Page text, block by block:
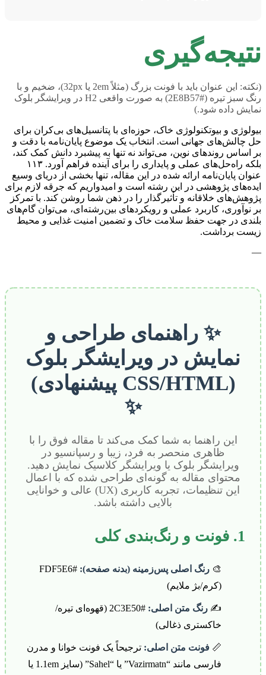
نتیجه‌گیری
(نکته: این عنوان باید با فونت بزرگ (مثلاً 2em یا 32px)، ضخیم و با
رنگ سبز تیره (#2E8B57) به صورت واقعی H2 در ویرایشگر بلوک
نمایش داده شود.)
بیولوژی و بیوتکنولوژی خاک، حوزه‌ای با پتانسیل‌های بی‌کران برای
حل چالش‌های جهانی است. انتخاب یک موضوع پایان‌نامه با دقت و
بر اساس روندهای نوین، می‌تواند نه تنها به پیشبرد دانش کمک کند،
بلکه راه‌حل‌های عملی و پایداری را برای آینده فراهم آورد. ۱۱۳
عنوان پایان‌نامه ارائه شده در این مقاله، تنها بخشی از دریای وسیع
ایده‌های پژوهشی در این رشته است و امیدواریم که جرقه لازم برای
پژوهش‌های خلاقانه و تأثیرگذار را در ذهن شما روشن کند. با تمرکز
بر نوآوری، کاربرد عملی و رویکردهای بین‌رشته‌ای، می‌توان گام‌های
بلندی در جهت حفظ سلامت خاک و تضمین امنیت غذایی و محیط
زیست برداشت.
—
✨ راهنمای طراحی و
نمایش در ویرایشگر بلوک
(CSS/HTML پیشنهادی)
✨
این راهنما به شما کمک می‌کند تا مقاله فوق را با
ظاهری منحصر به فرد، زیبا و رسپانسیو در
ویرایشگر بلوک یا ویرایشگر کلاسیک نمایش دهید.
محتوای مقاله به گونه‌ای طراحی شده که با اعمال
این تنظیمات، تجربه‌ کاربری (UX) عالی و خوانایی
بالایی داشته باشد.
1. فونت و رنگ‌بندی کلی
🎨 رنگ اصلی پس‌زمینه (بدنه صفحه):
#FDF5E6
(کرم/بژ ملایم)
✍️ رنگ متن اصلی:
#2C3E50 (قهوه‌ای تیره/
خاکستری ذغالی)
📏 فونت متن اصلی: ترجیحاً یک فونت خوانا و مدرن
فارسی مانند “Vazirmatn” یا “Sahel” (سایز 1.1em یا